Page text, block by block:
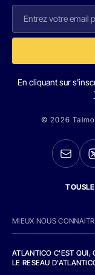
En cliquant sur
© 2026
MIEUX NOUS
ATLANTICO C'EST QUI,
LE RESEAU